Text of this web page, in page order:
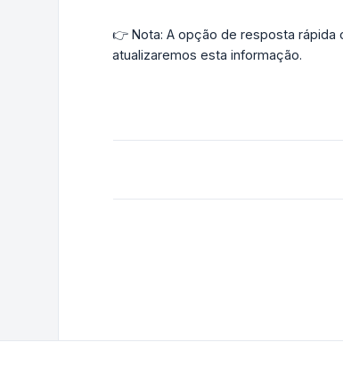
👉 Nota: A opção de resposta rápida
atualizaremos esta informação.